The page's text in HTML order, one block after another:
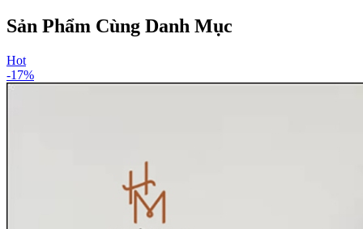
Sản Phẩm Cùng Danh Mục
Hot
-17%